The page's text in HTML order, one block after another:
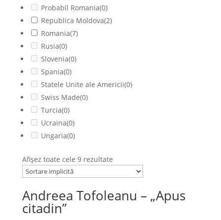
Probabil Romania(0)
Republica Moldova(2)
Romania(7)
Rusia(0)
Slovenia(0)
Spania(0)
Statele Unite ale Americii(0)
Swiss Made(0)
Turcia(0)
Ucraina(0)
Ungaria(0)
Afișez toate cele 9 rezultate
Andreea Tofoleanu – „Apus
citadin”